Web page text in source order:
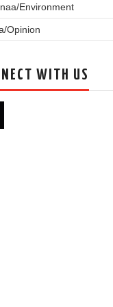
Environment
Opinion
WITH US